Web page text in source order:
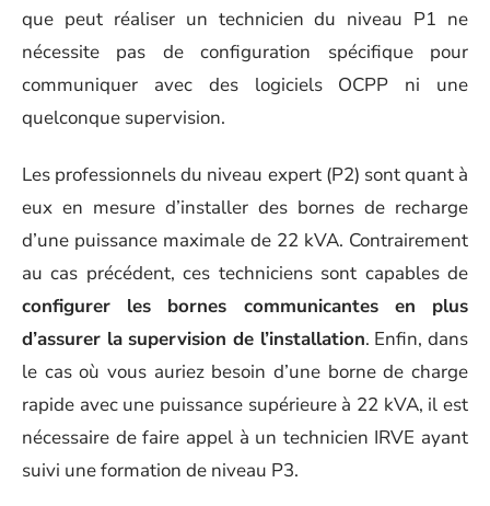
que peut réaliser un technicien du niveau P1 ne
nécessite pas de configuration spécifique pour
communiquer avec des logiciels OCPP ni une
quelconque supervision.
Les professionnels du niveau expert (P2) sont quant à
eux en mesure d’installer des bornes de recharge
d’une puissance maximale de 22 kVA. Contrairement
au cas précédent, ces techniciens sont capables de
configurer les bornes communicantes en plus
d’assurer la supervision de l’installation. Enfin, dans
le cas où vous auriez besoin d’une borne de charge
rapide avec une puissance supérieure à 22 kVA, il est
nécessaire de faire appel à un technicien IRVE ayant
suivi une formation de niveau P3.